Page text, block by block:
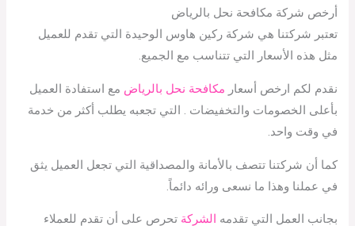
أرخص شركة مكافحة نحل بالرياض
تعتبر شركتنا هي شركة ركين هاوس الوحيدة التي تقدم للعميل
مثل هذه الأسعار التي تتناسب مع الجميع.
نقدم لكم ارخص أسعار مكافحة نحل بالرياض مع استفادة العميل
بأعلى الخصومات والتخفيضات . التي تجعبه يطلب أكثر من خدمة
في وقت واحد.
كما أن شركتنا تتصف بالأمانة والمصداقية التي تجعل العميل يثق
في عملنا وهذا ما نسعى ورائه دائماً.
بجانب العمل التي تقدمه الشركة تحرص على أن تقدم للعملاء